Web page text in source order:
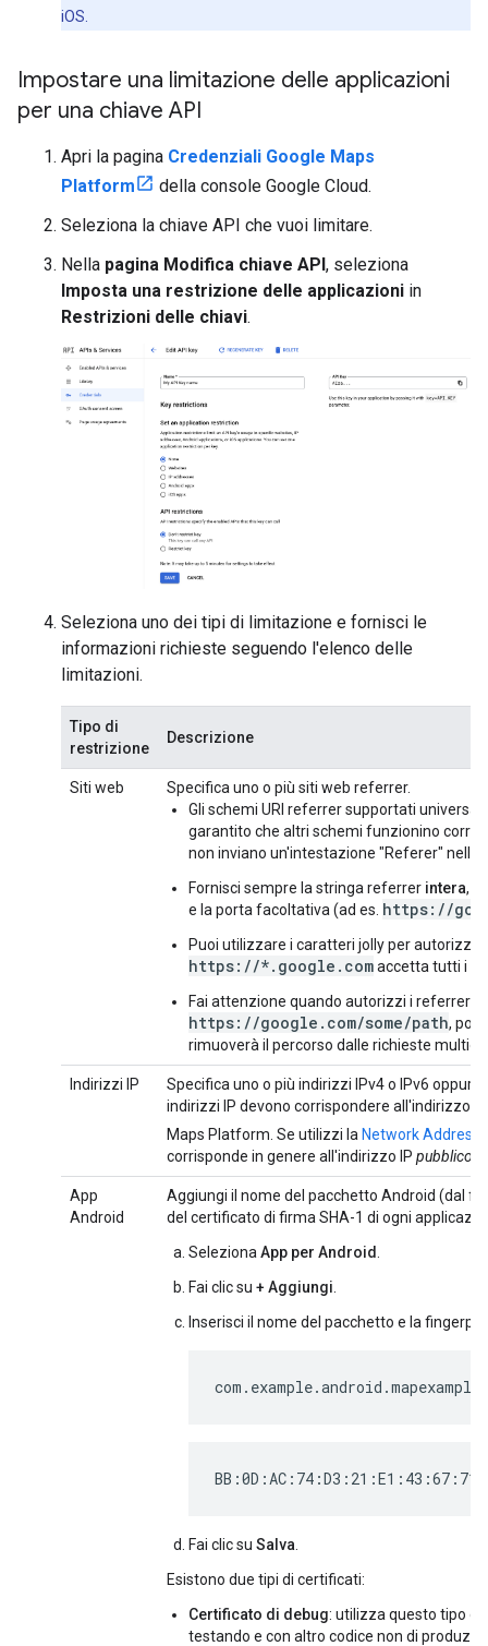
iOS.
Impostare una limitazione delle applicazioni
per una chiave API
Apri la pagina Credenziali Google Maps
Platform
della console Google Cloud.
Seleziona la chiave API che vuoi limitare.
Nella pagina Modifica chiave API, seleziona
Imposta una restrizione delle applicazioni in
Restrizioni delle chiavi.
Seleziona uno dei tipi di limitazione e fornisci le
informazioni richieste seguendo l'elenco delle
limitazioni.
Tipo di
restrizione
Descrizione
Siti web
Specifica uno o più siti web referrer.
Gli schemi URI referrer supportati
garantito che altri schemi funzionino
non inviano un'intestazione "Referer" nelle
Fornisci sempre la stringa referrer intera,
e la porta facoltativa (ad es. https://
Puoi utilizzare i caratteri jolly per
https://*.google.comaccetta tutti i
Fai attenzione quando autorizzi i referrer
https://google.com/some/path,
rimuoverà il percorso dalle richieste
Indirizzi IP
Specifica uno o più indirizzi IPv4 o IPv6
indirizzi IP devono corrispondere all'indirizzo
Maps Platform. Se utilizzi la Network Address
corrisponde in genere all'indirizzo IP pubblico
App
Android
Aggiungi il nome del pacchetto Android (dal
del certificato di firma SHA-1 di ogni
Seleziona App per Android
Fai clic su + Aggiungi
Inserisci il nome del pacchetto e la
com.example.android.mapexample
Fai clic su Salva
Esistono due tipi di certificati:
Certificato di debug: utilizza questo tipo di
testando e con altro codice non di